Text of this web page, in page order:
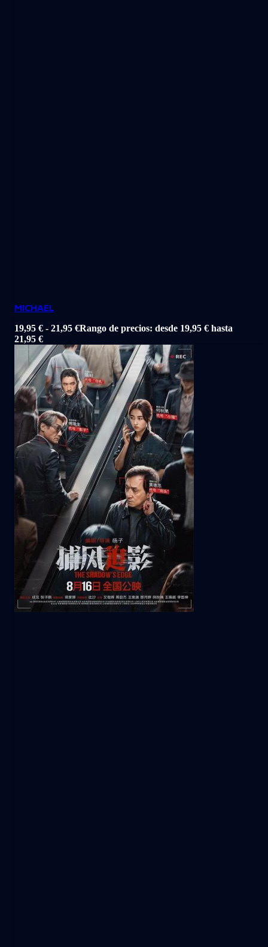
MICHAEL
19,95 € - 21,95 €Rango de precios: desde 19,95 € hasta
21,95 €